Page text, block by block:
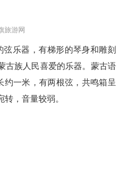
旅游网
弦乐器 ，有梯形的琴身和雕刻
古族人民喜爱的乐器。 蒙古语
约一米，有两根弦，共鸣箱呈
，音量较弱。